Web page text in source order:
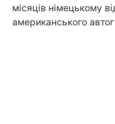
місяців німецькому
американського